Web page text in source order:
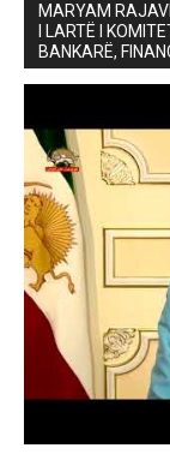
MARYAM
I LARTË I
BANKARË,